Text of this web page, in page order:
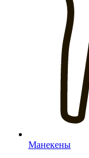
Манекены